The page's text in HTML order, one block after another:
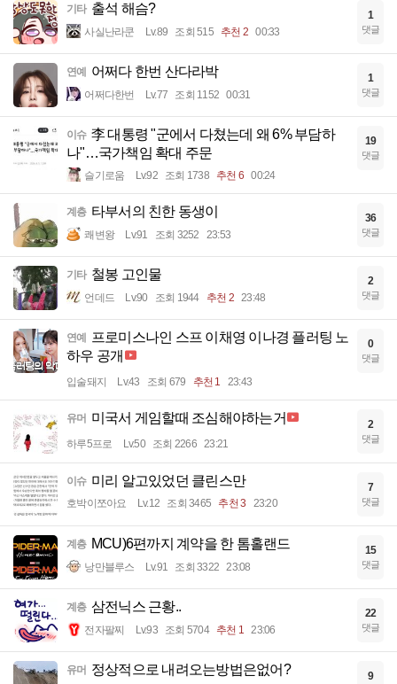
기타 출석 해슴?
사실난라쿤 Lv.89 조회 515 추천 2 00:33
1
댓글
연예 어쩌다 한번 산다라박
어쩌다한번 Lv.77 조회 1152 00:31
1
댓글
이슈 李 대통령 "군에서 다쳤는데 왜 6% 부담하
나"…국가책임 확대 주문
슬기로움 Lv.92 조회 1738 추천 6 00:24
19
댓글
계층 타부서의 친한 동생이
쾌변왕 Lv.91 조회 3252 23:53
36
댓글
기타 철봉 고인물
언데드 Lv.90 조회 1944 추천 2 23:48
2
댓글
연예
프로미스나인 스프 이채영 이나경 플러팅 노
하우 공개
입술돼지 Lv.43 조회 679 추천 1 23:43
0
댓글
유머 미국서 게임할때 조심해야하는거
하루5프로 Lv.50 조회 2266 23:21
2
댓글
이슈 미리 알고있었던 클린스만
호박이쪼아요 Lv.12 조회 3465 추천 3 23:20
7
댓글
계층 MCU)6편까지 계약을 한 톰홀랜드
낭만블루스 Lv.91 조회 3322 23:08
15
댓글
계층 삼전닉스 근황..
전자팔찌 Lv.93 조회 5704 추천 1 23:06
22
댓글
유머 정상적으로 내려오는방법은없어? 9